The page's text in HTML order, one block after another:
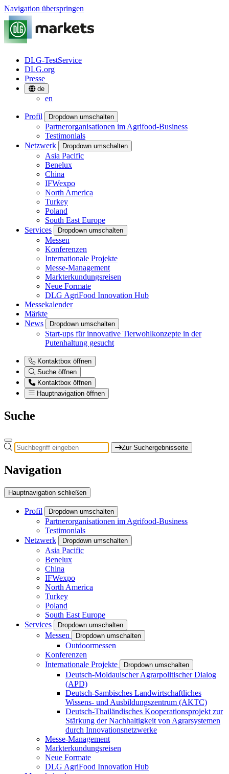
Navigation überspringen
DLG-TestService
DLG.org
Presse
de
en
Profil Dropdown umschalten
Partnerorganisationen im Agrifood-Business
Testimonials
Netzwerk
Dropdown umschalten
Asia Pacific
Benelux
China
IFWexpo
North America
Turkey
Poland
South East Europe
Services
Dropdown umschalten
Messen
Konferenzen
Internationale Projekte
Messe-Management
Markterkundungsreisen
Neue Formate
DLG AgriFood Innovation Hub
Messekalender
Märkte
News
Dropdown umschalten
Start-ups für innovative Tierwohlkonzepte in der
Putenhaltung gesucht
Kontaktbox öffnen
Suche öffnen
Kontaktbox öffnen
Hauptnavigation öffnen
Suche
Zur Suchergebnisseite
Navigation
Hauptnavigation schließen
Profil Dropdown umschalten
Partnerorganisationen im Agrifood-Business
Testimonials
Netzwerk
Dropdown umschalten
Asia Pacific
Benelux
China
IFWexpo
North America
Turkey
Poland
South East Europe
Services
Dropdown umschalten
Messen Dropdown umschalten
Outdoormessen
Konferenzen
Internationale Projekte
Dropdown umschalten
Deutsch-Moldauischer Agrarpolitischer Dialog
(APD)
Deutsch-Sambisches Landwirtschaftliches
Wissens- und Ausbildungszentrum (AKTC)
Deutsch-Thailändisches Kooperationsprojekt zur
Stärkung der Nachhaltigkeit von Agrarsystemen
durch Innovationsnetzwerke
Messe-Management
Markterkundungsreisen
Neue Formate
DLG AgriFood Innovation Hub